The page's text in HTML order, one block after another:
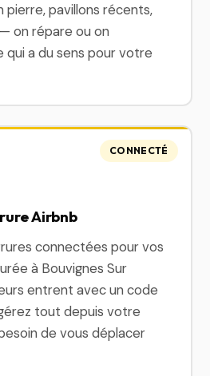
pierre, pavillons récents,
on répare ou on
qui a du sens pour votre
Airbnb
connectées pour vos
à Bouvignes Sur
entrent avec un code
tout depuis votre
de vous déplacer
CONNECTÉ